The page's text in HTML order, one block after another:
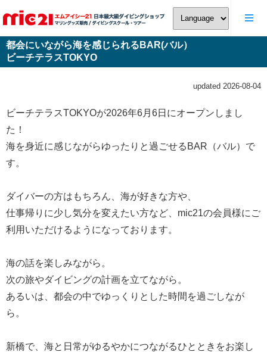
都会にいながら海を感じられるBAR(バル）
ビーチテラスTOKYO
updated 2026-08-04
ビーチテラスTOKYOが2026年6月6日にオープンしまし
た！
海を身近に感じながらゆったりと過ごせるBAR（バル）で
す。
ダイバーの方はもちろん、海が好きな方や、
仕事帰りに少し気分を変えたい方など、mic21の会員様にご
利用いただけるようになっております。
海の話を楽しみながら。
次の旅やダイビングの計画を立てながら。
あるいは、都会の中でゆっくりとした時間を過ごしなが
ら。
新橋で、海と日常がゆるやかにつながるひとときをお楽し